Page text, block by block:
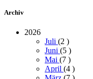
Archiv
2026
Juli (2 )
Juni (5 )
Mai (7 )
April (4 )